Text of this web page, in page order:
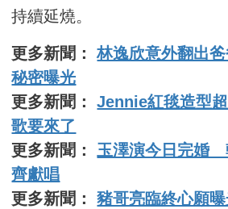
持續延燒。
更多新聞：林逸欣意外翻出
秘密曝光
更多新聞：Jennie紅毯造型
歌要來了
更多新聞： 玉澤演今日完婚
齊獻唱
更多新聞：豬哥亮臨終心願